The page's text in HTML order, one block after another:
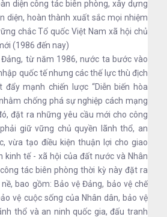
diện công tác biên phòng, xây dựng
diện, hoàn thành xuất sắc mọi nhiệm
chắc Tổ quốc Việt Nam xã hội chủ
(1986 đến nay)
từ năm 1986, nước ta bước vào
quốc tế nhưng các thế lực thù địch
mạnh chiến lược “Diễn biến hòa
chống phá sự nghiệp cách mạng
đặt ra những yêu cầu mới cho công
giữ vững chủ quyền lãnh thổ, an
vừa tạo điều kiện thuận lợi cho giao
kinh tế - xã hội của đất nước và Nhân
tác biên phòng thời kỳ này đặt ra
bao gồm: Bảo vệ Đảng, bảo vệ chế
vệ cuộc sống của Nhân dân, bảo vệ
thổ và an ninh quốc gia, đấu tranh